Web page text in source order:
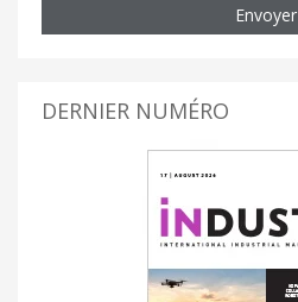
Envoyer
DERNIER NUMÉRO